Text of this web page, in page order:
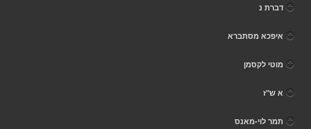
דברת נ
איפכא מסתברא
מוטי לקסמן
א ש"ז
תמר לוי-מאנס